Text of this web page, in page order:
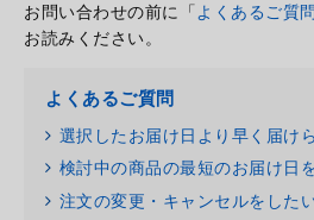
お問い合わせの前に「よくあるご質問
お読みください。
よくあるご質問
選択したお届け日より早く届け
検討中の商品の最短のお届け日
注文の変更・キャンセルをした